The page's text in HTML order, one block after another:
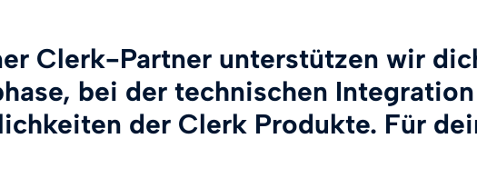
Clerk-Partner unterstützen wir
bei der technischen
der Clerk Produkte. Für